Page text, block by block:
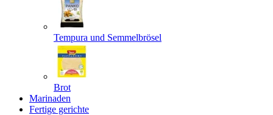
Tempura und Semmelbrösel
Brot
Marinaden
Fertige gerichte